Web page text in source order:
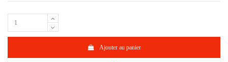
Ajouter au panier